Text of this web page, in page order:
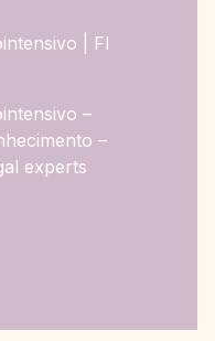
| FI
–
–
experts